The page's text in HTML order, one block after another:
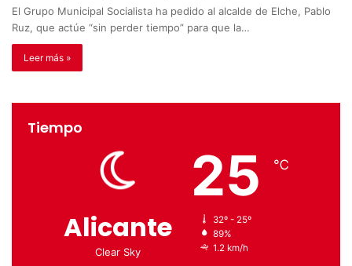
El Grupo Municipal Socialista ha pedido al alcalde de Elche, Pablo
Ruz, que actúe “sin perder tiempo” para que la…
Leer más »
Tiempo
Alicante
Clear Sky
25 ℃
32º - 25º
89%
1.2 km/h